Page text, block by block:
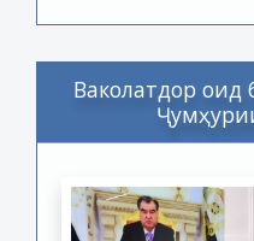
Ваколатдор оид